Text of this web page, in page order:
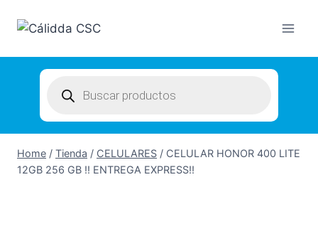
search
Home / Tienda / CELULARES / CELULAR HONOR 400 LITE
12GB 256 GB !! ENTREGA EXPRESS!!